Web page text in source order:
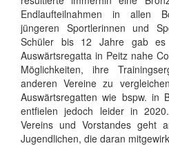
Endlaufteilnahmen in allen
jüngeren Sportlerinnen und
Schüler bis 12 Jahre gab
Auswärtsregatta in Peitz nahe
Möglichkeiten, ihre
anderen Vereine zu
Auswärtsregatten wie bspw. in
entfielen jedoch leider in
Vereins und Vorstandes geht
Jugendlichen, die daran